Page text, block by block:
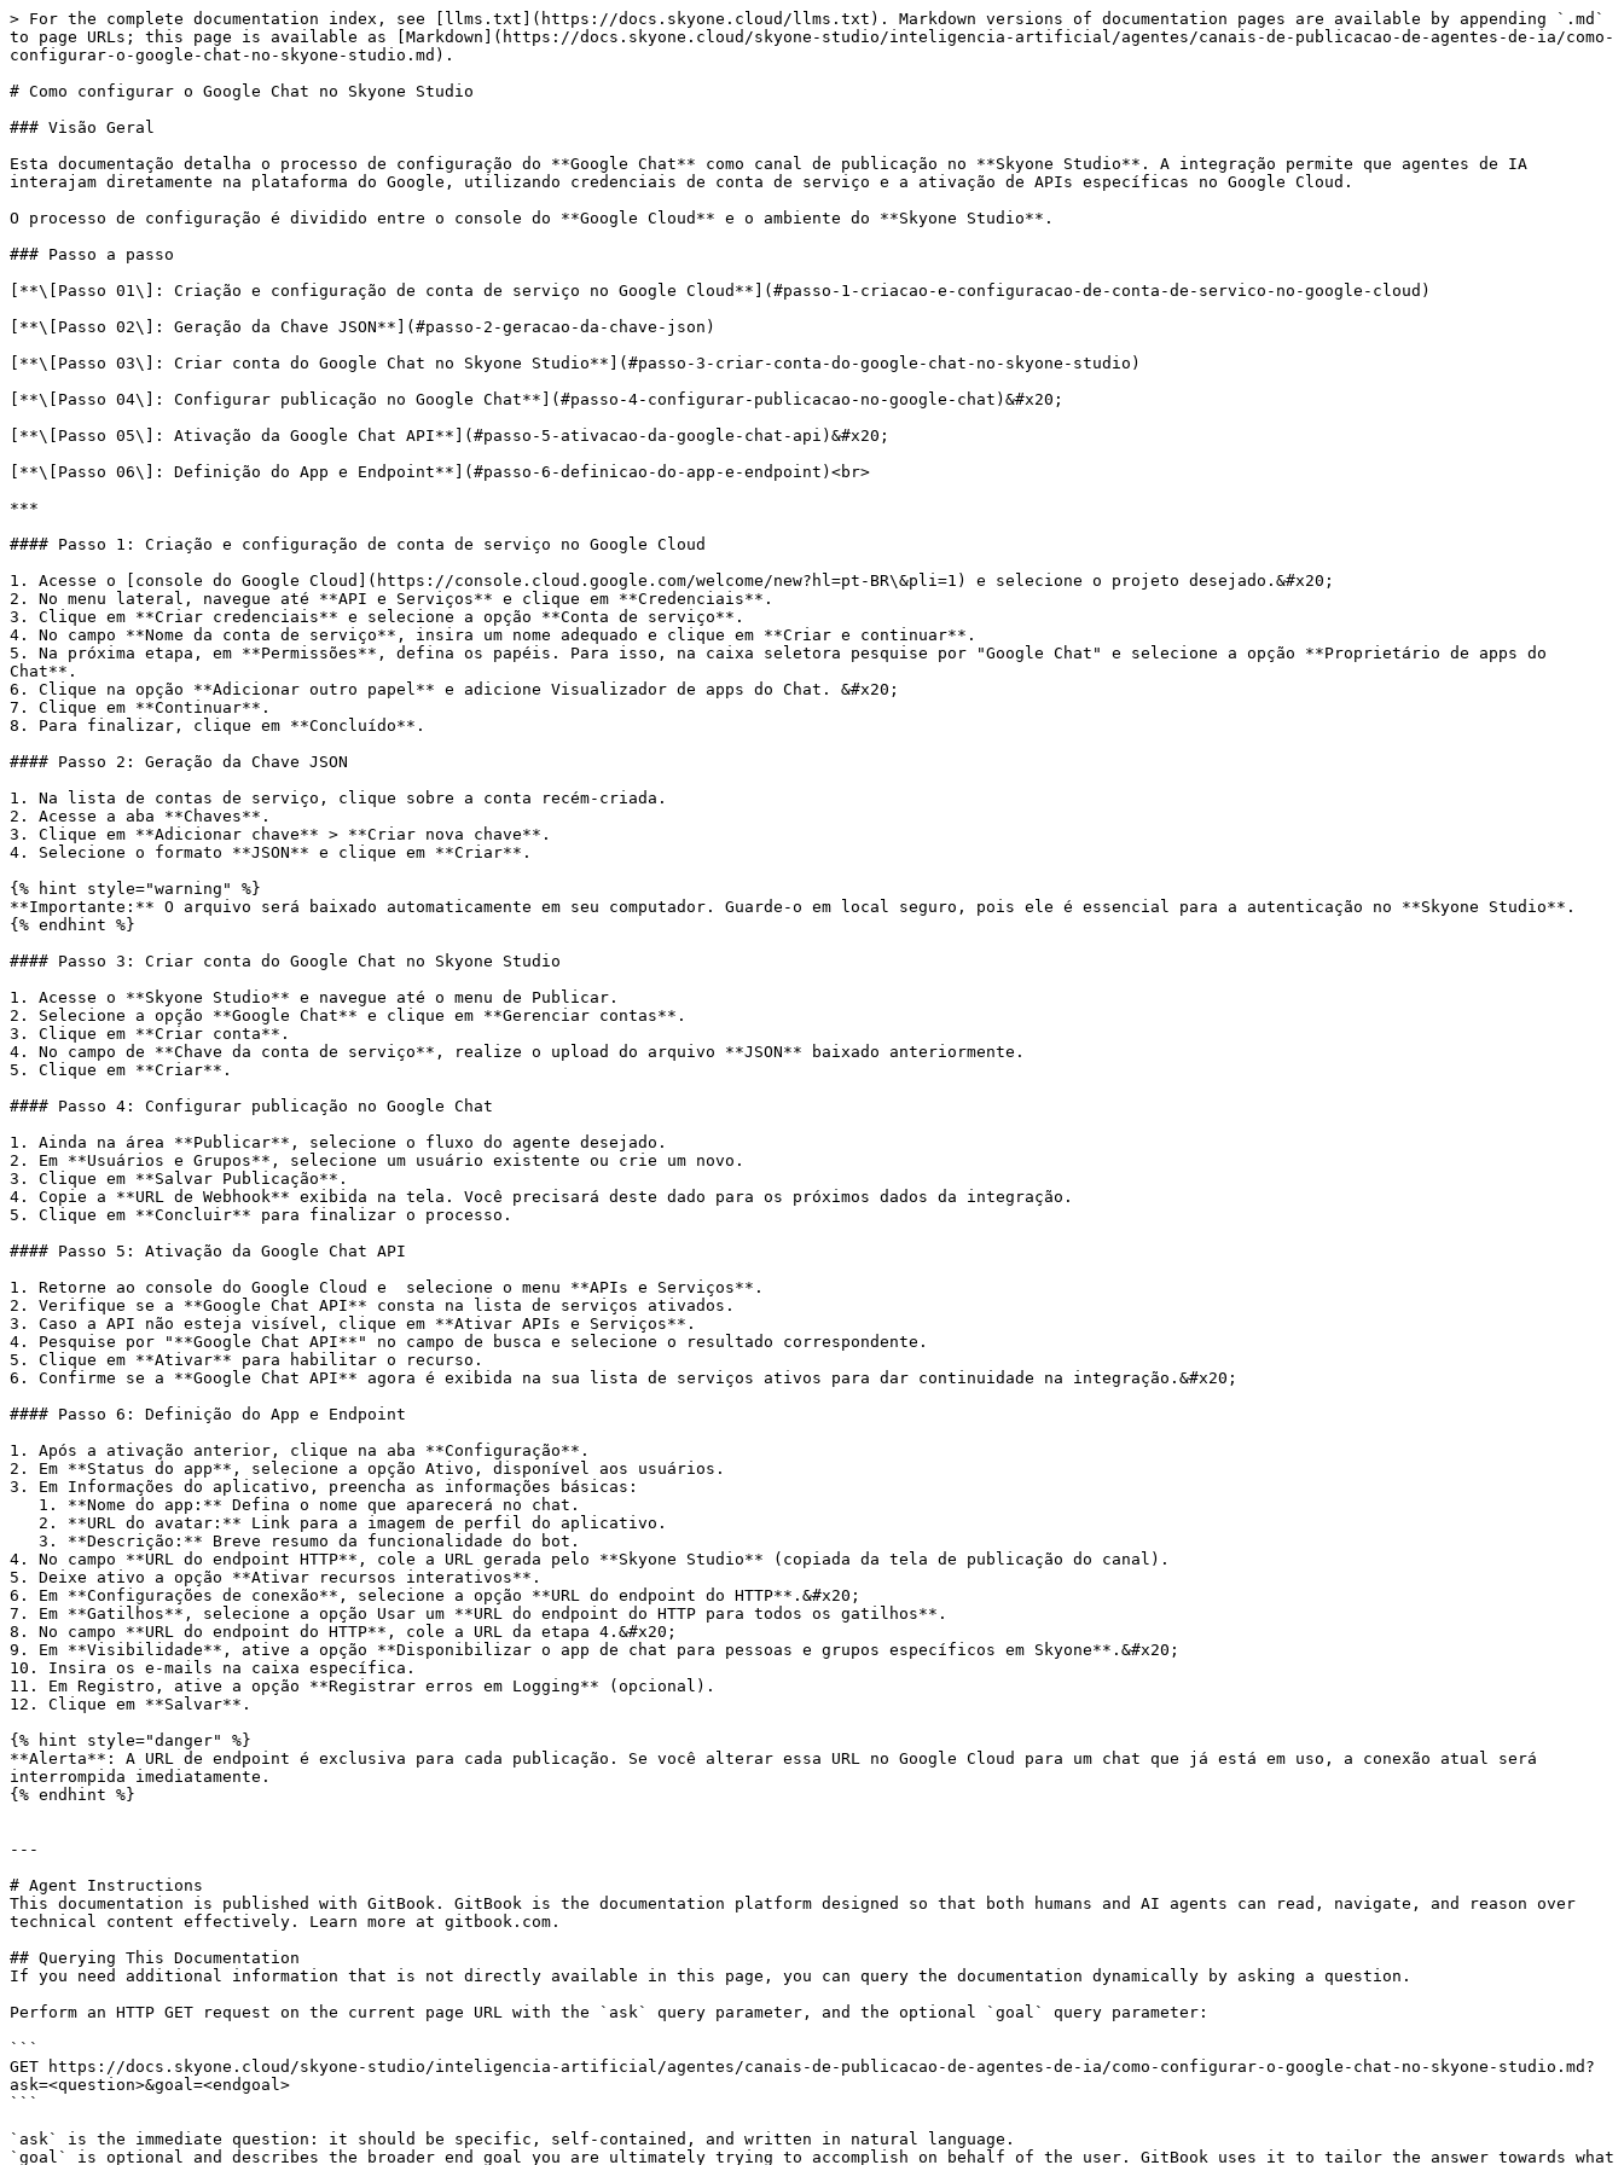
> For the complete documentation index, see [llms.txt](https://docs.skyone.cloud/llms.txt). Markdown versions of documentation pages are available by appending `.md`
to page URLs; this page is available as [Markdown](https://docs.skyone.cloud/skyone-studio/inteligencia-artificial/agentes/canais-de-publicacao-de-agentes-de-ia/como-
configurar-o-google-chat-no-skyone-studio.md).
# Como configurar o Google Chat no Skyone Studio
### Visão Geral
Esta documentação detalha o processo de configuração do **Google Chat** como canal de publicação no **Skyone Studio**. A integração permite que agentes de IA
interajam diretamente na plataforma do Google, utilizando credenciais de conta de serviço e a ativação de APIs específicas no Google Cloud.
O processo de configuração é dividido entre o console do **Google Cloud** e o ambiente do **Skyone Studio**.
### Passo a passo
[**\[Passo 01\]: Criação e configuração de conta de serviço no Google Cloud**](#passo-1-criacao-e-configuracao-de-conta-de-servico-no-google-cloud)
[**\[Passo 02\]: Geração da Chave JSON**](#passo-2-geracao-da-chave-json)
[**\[Passo 03\]: Criar conta do Google Chat no Skyone Studio**](#passo-3-criar-conta-do-google-chat-no-skyone-studio)
[**\[Passo 04\]: Configurar publicação no Google Chat**](#passo-4-configurar-publicacao-no-google-chat)&#x20;
[**\[Passo 05\]: Ativação da Google Chat API**](#passo-5-ativacao-da-google-chat-api)&#x20;
[**\[Passo 06\]: Definição do App e Endpoint**](#passo-6-definicao-do-app-e-endpoint)<br>
***
#### Passo 1: Criação e configuração de conta de serviço no Google Cloud
1. Acesse o [console do Google Cloud](https://console.cloud.google.com/welcome/new?hl=pt-BR\&pli=1) e selecione o projeto desejado.&#x20;
2. No menu lateral, navegue até **API e Serviços** e clique em **Credenciais**.
3. Clique em **Criar credenciais** e selecione a opção **Conta de serviço**.
4. No campo **Nome da conta de serviço**, insira um nome adequado e clique em **Criar e continuar**.
5. Na próxima etapa, em **Permissões**, defina os papéis. Para isso, na caixa seletora pesquise por "Google Chat" e selecione a opção **Proprietário de apps do
Chat**.
6. Clique na opção **Adicionar outro papel** e adicione Visualizador de apps do Chat. &#x20;
7. Clique em **Continuar**.
8. Para finalizar, clique em **Concluído**.
#### Passo 2: Geração da Chave JSON
1. Na lista de contas de serviço, clique sobre a conta recém-criada.
2. Acesse a aba **Chaves**.
3. Clique em **Adicionar chave** > **Criar nova chave**.
4. Selecione o formato **JSON** e clique em **Criar**.
{% hint style="warning" %}
**Importante:** O arquivo será baixado automaticamente em seu computador. Guarde-o em local seguro, pois ele é essencial para a autenticação no **Skyone Studio**.
{% endhint %}
#### Passo 3: Criar conta do Google Chat no Skyone Studio
1. Acesse o **Skyone Studio** e navegue até o menu de Publicar.
2. Selecione a opção **Google Chat** e clique em **Gerenciar contas**.
3. Clique em **Criar conta**.
4. No campo de **Chave da conta de serviço**, realize o upload do arquivo **JSON** baixado anteriormente.
5. Clique em **Criar**.
#### Passo 4: Configurar publicação no Google Chat
1. Ainda na área **Publicar**, selecione o fluxo do agente desejado.
2. Em **Usuários e Grupos**, selecione um usuário existente ou crie um novo.
3. Clique em **Salvar Publicação**.
4. Copie a **URL de Webhook** exibida na tela. Você precisará deste dado para os próximos dados da integração.
5. Clique em **Concluir** para finalizar o processo.
#### Passo 5: Ativação da Google Chat API
1. Retorne ao console do Google Cloud e  selecione o menu **APIs e Serviços**.
2. Verifique se a **Google Chat API** consta na lista de serviços ativados.
3. Caso a API não esteja visível, clique em **Ativar APIs e Serviços**.
4. Pesquise por "**Google Chat API**" no campo de busca e selecione o resultado correspondente.
5. Clique em **Ativar** para habilitar o recurso.
6. Confirme se a **Google Chat API** agora é exibida na sua lista de serviços ativos para dar continuidade na integração.&#x20;
#### Passo 6: Definição do App e Endpoint
1. Após a ativação anterior, clique na aba **Configuração**.
2. Em **Status do app**, selecione a opção Ativo, disponível aos usuários.
3. Em Informações do aplicativo, preencha as informações básicas:
4. No campo **URL do endpoint HTTP**, cole a URL gerada pelo **Skyone Studio** (copiada da tela de publicação do canal).
5. Deixe ativo a opção **Ativar recursos interativos**.
6. Em **Configurações de conexão**, selecione a opção **URL do endpoint do HTTP**.&#x20;
7. Em **Gatilhos**, selecione a opção Usar um **URL do endpoint do HTTP para todos os gatilhos**.
8. No campo **URL do endpoint do HTTP**, cole a URL da etapa 4.&#x20;
9. Em **Visibilidade**, ative a opção **Disponibilizar o app de chat para pessoas e grupos específicos em Skyone**.&#x20;
10. Insira os e-mails na caixa específica.
11. Em Registro, ative a opção **Registrar erros em Logging** (opcional).
12. Clique em **Salvar**.
{% hint style="danger" %}
**Alerta**: A URL de endpoint é exclusiva para cada publicação. Se você alterar essa URL no Google Cloud para um chat que já está em uso, a conexão atual será
interrompida imediatamente.
{% endhint %}
---
# Agent Instructions
This documentation is published with GitBook. GitBook is the documentation platform designed so that both humans and AI agents can read, navigate, and reason over
technical content effectively. Learn more at gitbook.com.
## Querying This Documentation
If you need additional information that is not directly available in this page, you can query the documentation dynamically by asking a question.
Perform an HTTP GET request on the current page URL with the `ask` query parameter, and the optional `goal` query parameter:
```
GET https://docs.skyone.cloud/skyone-studio/inteligencia-artificial/agentes/canais-de-publicacao-de-agentes-de-ia/como-configurar-o-google-chat-no-skyone-studio.md?
ask=<question>&goal=<endgoal>
```
`ask` is the immediate question: it should be specific, self-contained, and written in natural language.
`goal` is optional and describes the broader end goal you are ultimately trying to accomplish on behalf of the user. GitBook uses it to tailor the answer towards what